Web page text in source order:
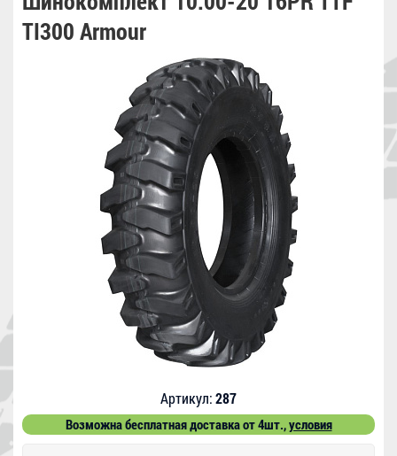
TI300 Armour
Артикул:287
Возможна бесплатная доставка от 4шт.,условия